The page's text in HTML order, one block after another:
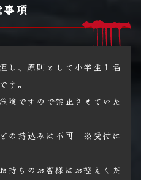
事項
し、原則として小学生１名
す。
険ですので禁止させていた
の持込みは不可 ※受付に
持ちのお客様はお控えくだ